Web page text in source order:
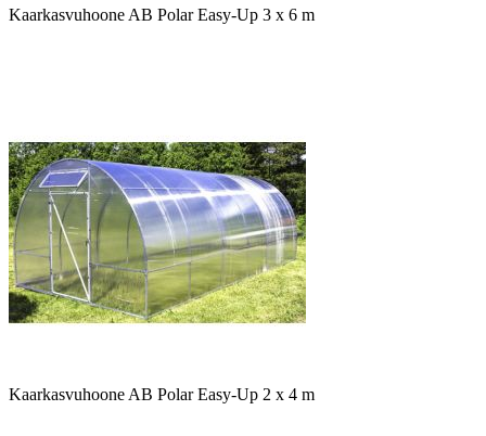
Kaarkasvuhoone AB Polar Easy-Up 3 x 6 m
Kaarkasvuhoone AB Polar Easy-Up 2 x 4 m